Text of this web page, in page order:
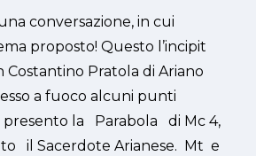
conversazione, in cui
proposto! Questo l’incipit
Costantino Pratola di Ariano
a fuoco alcuni punti
presento la Parabola di Mc 4,
il Sacerdote Arianese. Mt e